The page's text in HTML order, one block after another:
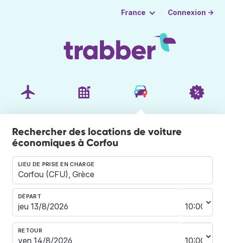
France Connexion →
Rechercher des locations de voiture
économiques à Corfou
LIEU DE PRISE EN CHARGE
DÉPART
RETOUR